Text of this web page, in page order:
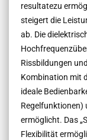
resultatezu
steigert die
ab. Die
Rissbildungen
Kombination mit
ideale
ermöglicht. Das
Flexibilität